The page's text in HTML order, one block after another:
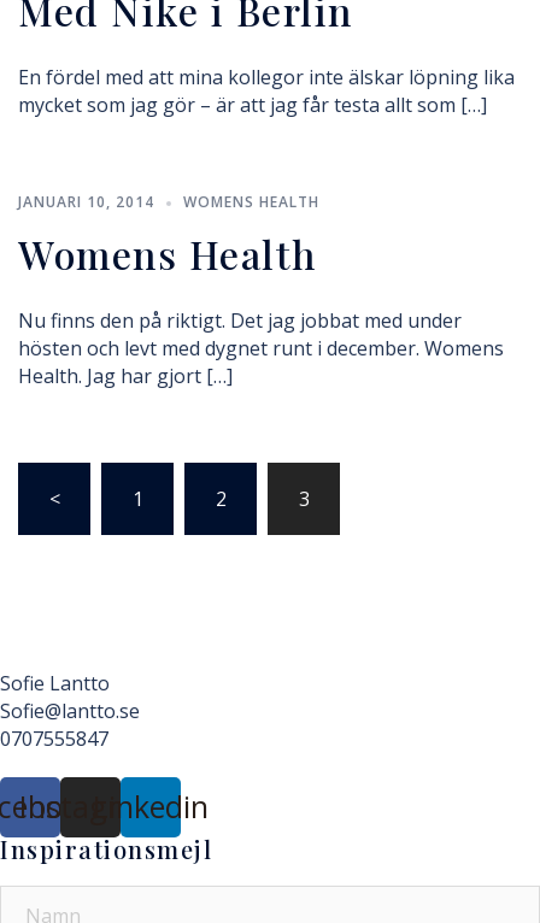
En fördel med att mina kollegor inte älskar löpning lika
mycket som jag gör – är att jag får testa allt som […]
JANUARI 10, 2014 WOMENS HEALTH
Womens Health
Nu finns den på riktigt. Det jag jobbat med under
hösten och levt med dygnet runt i december. Womens
Health. Jag har gjort […]
för
< 1 2 3
Sofie Lantto
Sofie@lantto.se
0707555847
InstagramLinkedin
Inspirationsmejl